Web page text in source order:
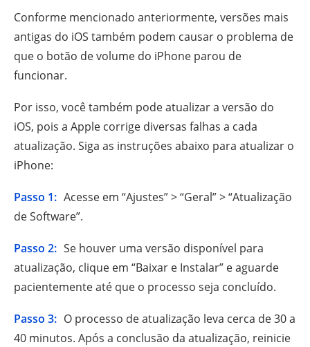
Conforme mencionado anteriormente, versões mais
antigas do iOS também podem causar o problema de
que o botão de volume do iPhone parou de
funcionar.
Por isso, você também pode atualizar a versão do
iOS, pois a Apple corrige diversas falhas a cada
atualização. Siga as instruções abaixo para atualizar o
iPhone:
Passo 1: Acesse em “Ajustes” > “Geral” > “Atualização
de Software”.
Passo 2: Se houver uma versão disponível para
atualização, clique em “Baixar e Instalar” e aguarde
pacientemente até que o processo seja concluído.
Passo 3: O processo de atualização leva cerca de 30 a
40 minutos. Após a conclusão da atualização, reinicie